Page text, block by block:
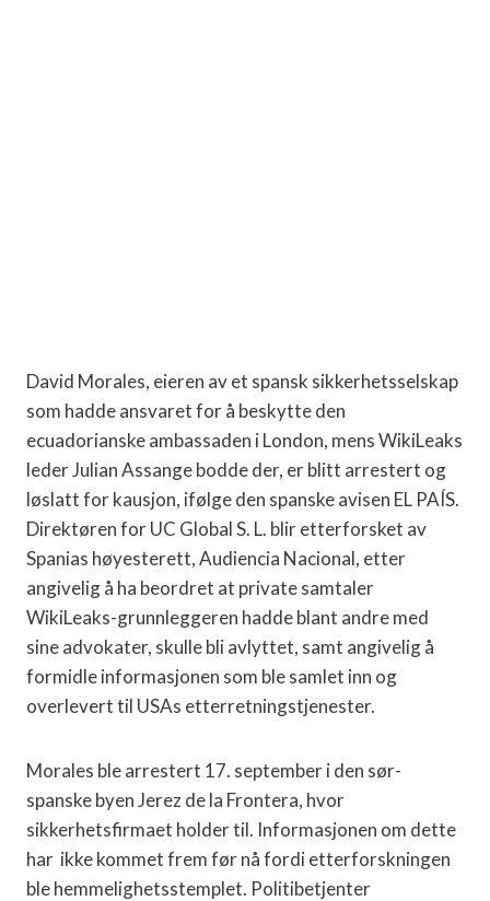
David Morales, eieren av et spansk sikkerhetsselskap
som hadde ansvaret for å beskytte den
ecuadorianske ambassaden i London, mens WikiLeaks
leder Julian Assange bodde der, er blitt arrestert og
løslatt for kausjon, ifølge den spanske avisen EL PAÍS.
Direktøren for UC Global S. L. blir etterforsket av
Spanias høyesterett, Audiencia Nacional, etter
angivelig å ha beordret at private samtaler
WikiLeaks-grunnleggeren hadde blant andre med
sine advokater, skulle bli avlyttet, samt angivelig å
formidle informasjonen som ble samlet inn og
overlevert til USAs etterretningstjenester.
Morales ble arrestert 17. september i den sør-
spanske byen Jerez de la Frontera, hvor
sikkerhetsfirmaet holder til. Informasjonen om dette
har ikke kommet frem før nå fordi etterforskningen
ble hemmelighetsstemplet. Politibetjenter